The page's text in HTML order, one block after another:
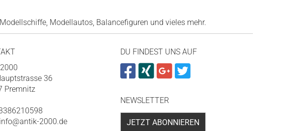
Modellautos, Balancefiguren und vieles mehr.
36
Premnitz
2000.de
DU FINDEST UNS AUF
NEWSLETTER
JETZT ABONNIEREN